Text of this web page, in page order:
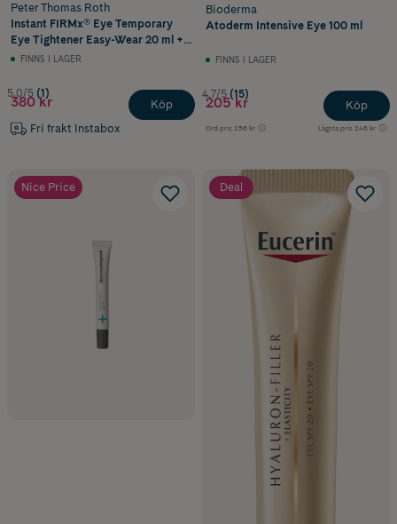
Peter Thomas Roth
Instant FIRMx® Eye Temporary
Eye Tightener Easy-Wear 20 ml +
Brush
FINNS I LAGER
5.0/5 (1)
380 kr
Fri frakt Instabox
Köp
Bioderma
Atoderm Intensive Eye 100 ml
FINNS I LAGER
4.7/5 (15)
205 kr
Ord.pris 256 kr Lägsta pris 246 kr
Köp
Nice Price Deal